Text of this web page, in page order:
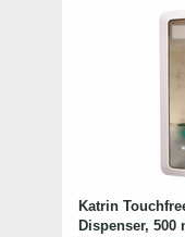
Katrin
Dispenser, 500